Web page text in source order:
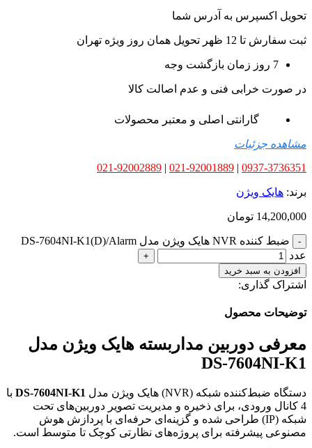
تحویل اکسپرس به آدرس شما
ثبت سفارش تا 12 ظهر تحویل همان روز ویژه تهران
7 روز زمان بازگشت وجه
در صورت خرابی فنی و عدم اصالت کالا
گارانتی اصلی و معتبر محصولات
مشاهده جزئیات
0937-3736351
|
021-92001889
|
021-92002889
برند: هایک ویژن
14,200,000 تومان
ضبط کننده NVR هایک ویژن مدل DS-7604NI-K1(D)/Alarm
عدد
افزودن به سبد خرید
اشتراک گذاری:
توضیحات محصول
معرفی دوربین مداربسته هایک ویژن مدل
DS-7604NI-K1
دستگاه ضبط‌کننده شبکه (NVR) هایک ویژن مدل DS-7604NI-K1 با
4 کانال ورودی، برای ذخیره و مدیریت تصویر دوربین‌های تحت
شبکه (IP) طراحی شده و گزینه‌ای حرفه‌ای با پردازش هوش
مصنوعی پیشرفته برای پروژه‌های نظارتی کوچک تا متوسط است.